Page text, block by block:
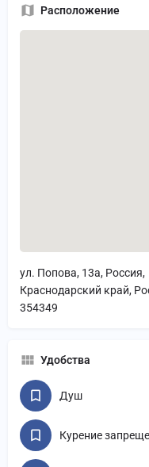
Расположение
ул. Попова, 13а, Россия,
Краснодарский край,
354349
Удобства
Душ
Курение